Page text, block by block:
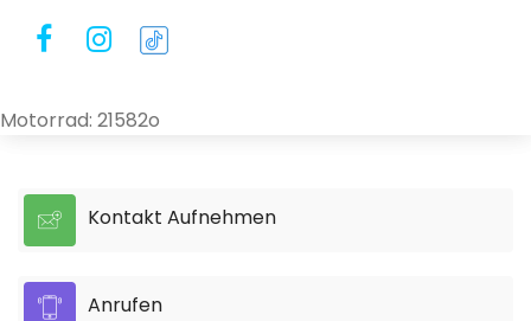
Motorrad: 21582o
Kontakt Aufnehmen
Anrufen